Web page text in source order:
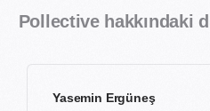
Pollective hakkındaki
Yasemin Ergüneş